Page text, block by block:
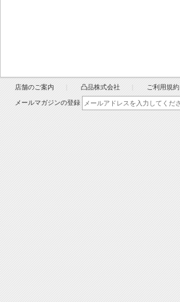
店舗のご案内 凸品株式会社 ご利用規約
メールマガジンの登録